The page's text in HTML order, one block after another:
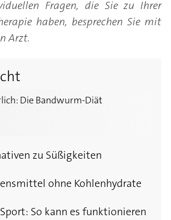
Fragen, die Sie zu Ihrer
haben, besprechen Sie mit
Arzt.
Die Bandwurm-Diät
Diät
zu Süßigkeiten
ohne Kohlenhydrate
So kann es funktionieren